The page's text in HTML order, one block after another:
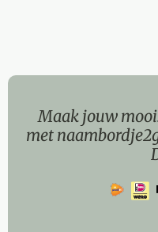
Maak jouw
met